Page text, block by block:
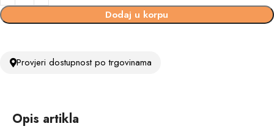
Dodaj u korpu
Provjeri dostupnost po trgovinama
Opis artikla